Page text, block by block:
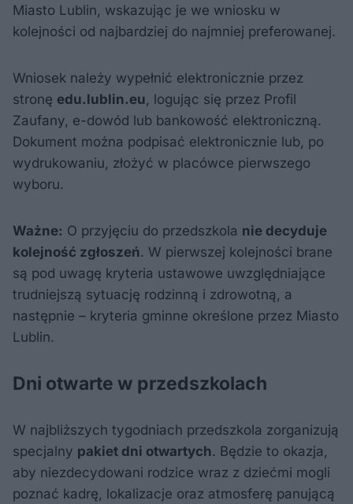
Miasto Lublin, wskazując je we wniosku w
kolejności od najbardziej do najmniej preferowanej.
Wniosek należy wypełnić elektronicznie przez
stronę edu.lublin.eu , logując się przez Profil
Zaufany, e-dowód lub bankowość elektroniczną.
Dokument można podpisać elektronicznie lub, po
wydrukowaniu, złożyć w placówce pierwszego
wyboru.
Ważne: O przyjęciu do przedszkola nie decyduje
kolejność zgłoszeń. W pierwszej kolejności brane
są pod uwagę kryteria ustawowe uwzględniające
trudniejszą sytuację rodzinną i zdrowotną, a
następnie – kryteria gminne określone przez Miasto
Lublin.
Dni otwarte w przedszkolach
W najbliższych tygodniach przedszkola zorganizują
specjalny pakiet dni otwartych. Będzie to okazja,
aby niezdecydowani rodzice wraz z dziećmi mogli
poznać kadrę, lokalizacje oraz atmosferę panującą